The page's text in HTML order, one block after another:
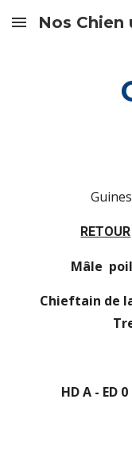
Skip to main content
Nos Chien
RETOUR
Mâle
Chieftain de
HD A - ED